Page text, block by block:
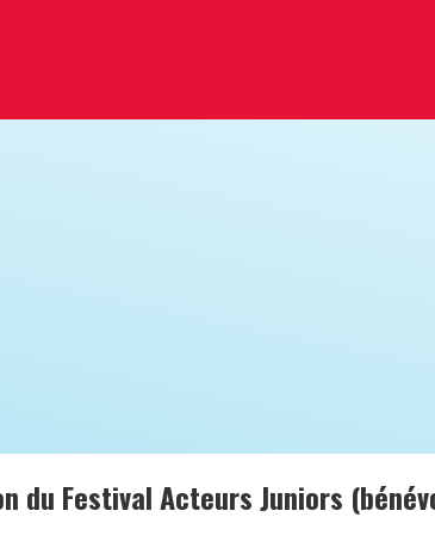
du Festival Acteurs Juniors